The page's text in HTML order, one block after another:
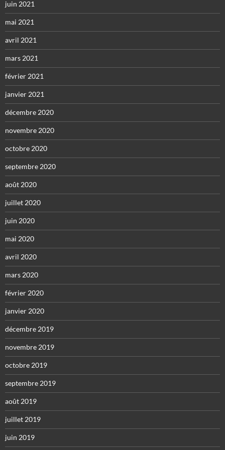
juin 2021
mai 2021
avril 2021
mars 2021
février 2021
janvier 2021
décembre 2020
novembre 2020
octobre 2020
septembre 2020
août 2020
juillet 2020
juin 2020
mai 2020
avril 2020
mars 2020
février 2020
janvier 2020
décembre 2019
novembre 2019
octobre 2019
septembre 2019
août 2019
juillet 2019
juin 2019